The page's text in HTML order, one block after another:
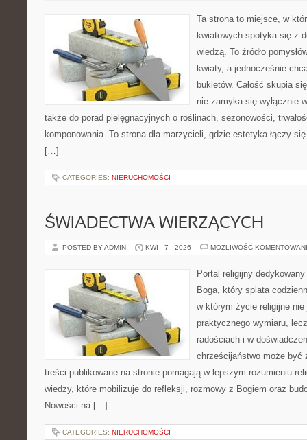
Ta strona to miejsce, w
kwiatowych spotyka się z
wiedzą. To źródło
kwiaty, a jednocześnie
bukietów. Całość skupia
nie zamyka się wyłącznie
także do porad pielęgnacyjnych o roślinach, sezonowości,
komponowania. To strona dla marzycieli, gdzie estetyka łączy
[…]
CATEGORIES: NIERUCHOMOŚCI
ŚWIADECTWA WIERZĄCYCH
POSTED BY ADMIN KWI - 7 - 2026 MOŻLIWOŚĆ
Portal religijny
Boga, który splata
w którym życie religijne nie
praktycznego wymiaru,
radościach i w
chrześcijaństwo może być
treści publikowane na stronie pomagają w lepszym rozumieniu
wiedzy, które mobilizuje do refleksji, rozmowy z Bogiem oraz
Nowości na […]
CATEGORIES: NIERUCHOMOŚCI